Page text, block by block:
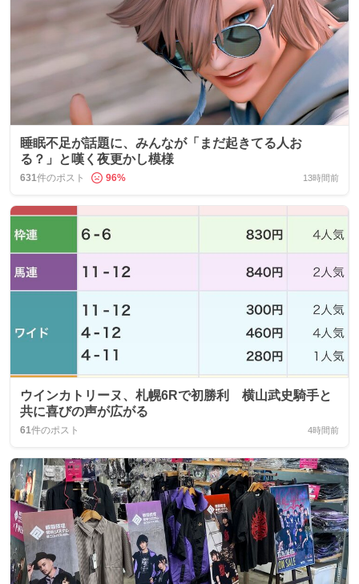
睡眠不足が話題に、みんなが「まだ起きてる人お
る？」と嘆く夜更かし模様
631件のポスト 96% 13時間前
ウインカトリーヌ、札幌6Rで初勝利 横山武史騎手と
共に喜びの声が広がる
61件のポスト 4時間前